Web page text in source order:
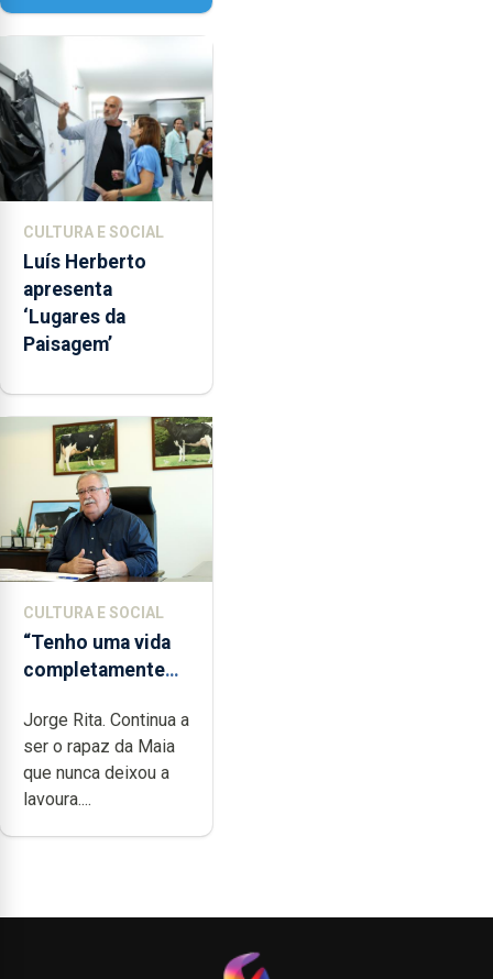
Senhora da
CULTURA E SOCIAL
Luís Herberto
apresenta
‘Lugares da
Paisagem’
CULTURA E SOCIAL
“Tenho uma vida
completamente
dedicação, gosto
e muita paixão”
Jorge Rita. Continua a
ser o rapaz da Maia
que nunca deixou a
lavoura....